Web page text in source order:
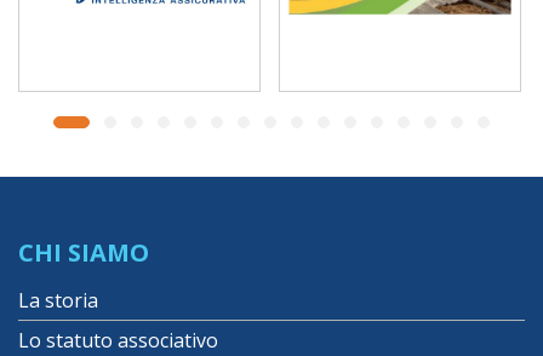
CHI SIAMO
La storia
Lo statuto associativo